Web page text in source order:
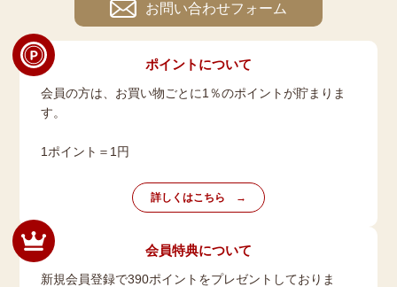
お問い合わせフォーム
ポイントについて
会員の方は、お買い物ごとに1％のポイントが貯まりま
す。
1ポイント＝1円
詳しくはこちら
会員特典について
新規会員登録で390ポイントをプレゼントしておりま